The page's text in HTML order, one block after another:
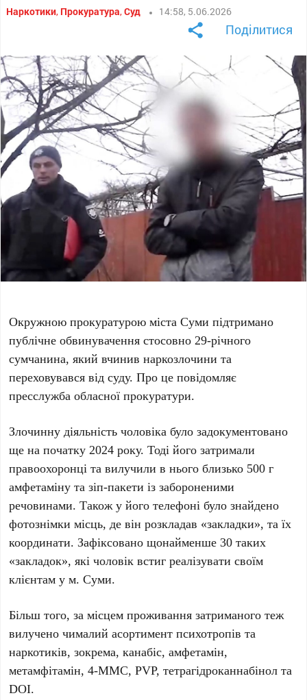
Наркотики, Прокуратура,Суд 14:58, 5.06.2026
Поділитися
Окружною прокуратурою міста Суми підтримано
публічне обвинувачення стосовно 29-річного
сумчанина, який вчинив наркозлочини та
переховувався від суду. Про це повідомляє
пресслужба обласної прокуратури.
Злочинну діяльність чоловіка було задокументовано
ще на початку 2024 року. Тоді його затримали
правоохоронці та вилучили в нього близько 500 г
амфетаміну та зіп-пакети із забороненими
речовинами. Також у його телефоні було знайдено
фотознімки місць, де він розкладав «закладки», та їх
координати. Зафіксовано щонайменше 30 таких
«закладок», які чоловік встиг реалізувати своїм
клієнтам у м. Суми.
Більш того, за місцем проживання затриманого теж
вилучено чималий асортимент психотропів та
наркотиків, зокрема, канабіс, амфетамін,
метамфітамін, 4-ММС, PVP, тетрагідроканнабінол та
DOI.